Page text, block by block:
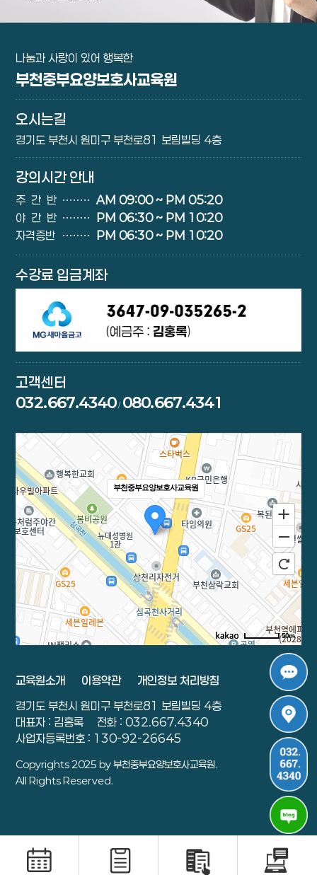
나눔과 사랑이 있어 행복한
부천중부요양보호사교육원
오시는길
경기도 부천시 원미구 부천로81 보림빌딩 4층
강의시간 안내
주간반 ∙∙∙∙∙∙∙∙AM 09:00 ~ PM 05:20
야간반 ∙∙∙∙∙∙∙∙
PM 06:30 ~ PM 10:20
자격증반 ∙∙∙∙∙∙∙∙ PM 06:30 ~ PM 10:20
수강료 입금계좌
고객센터
032.667.4340/ 080.667.4341
부천중부요양보호사교육원
50m
지도 크게 보기
주소
경기 부천시 원미구 부천로 81 보림빌딩 4층
전화
032-667-4340
교육원소개 이용약관
개인정보 처리방침
경기도 부천시 원미구 부천로81 보림빌딩 4층
대표자 : 김홍록
전화 : 032.667.4340
사업자등록번호 : 130-92-26645
Copyrights 2025 by 부천중부요양보호사교육원.
All Rights Reserved.